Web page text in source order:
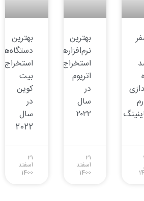
بهترین
نرم‌افزارهای
استخراج
اتریوم
در
سال
۲۰۲۲
21
اسفند
1400
بهترین
استخراج
بیت
کوین
در
سال
2022
21
اسفند
1400